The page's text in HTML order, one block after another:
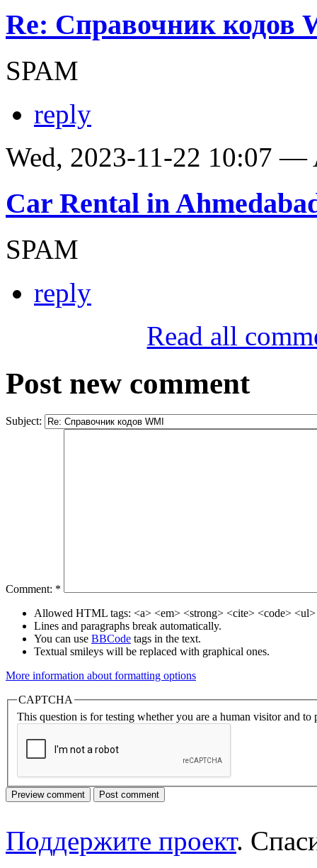
Re: Справочник кодов
SPAM
reply
Wed, 2023-11-22 10:07 —
Car Rental in
SPAM
reply
Read all
Post new comment
Subject:
Comment: *
Allowed HTML tags: <a> <em> <strong> <cite> <code>
Lines and paragraphs break automatically.
You can use BBCode tags in the text.
Textual smileys will be replaced with graphical ones.
More information about formatting options
CAPTCHA
This question is for testing whether you are a human visitor and to
Поддержите проект.